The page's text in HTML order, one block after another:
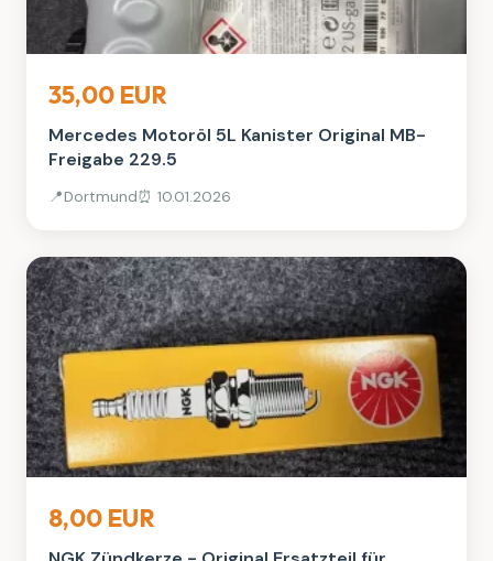
35,00 EUR
Mercedes Motoröl 5L Kanister Original MB-
Freigabe 229.5
📍Dortmund⏰ 10.01.2026
8,00 EUR